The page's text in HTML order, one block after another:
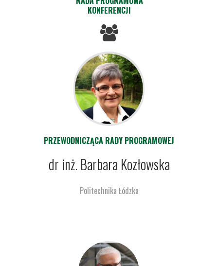
KONFERENCJI
dr inż. Barbara Kozłowska
Politechnika Łódzka
PRZEWODNICZĄCA RADY PROGRAMOWEJ